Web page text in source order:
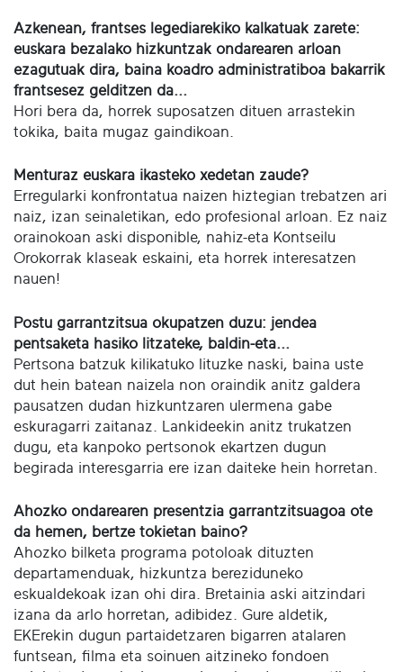
Azkenean, frantses legediarekiko kalkatuak zarete:
euskara bezalako hizkuntzak ondarearen arloan
ezagutuak dira, baina koadro administratiboa bakarrik
frantsesez gelditzen da...
Hori bera da, horrek suposatzen dituen arrastekin
tokika, baita mugaz gaindikoan.
Menturaz euskara ikasteko xedetan zaude?
Erregularki konfrontatua naizen hiztegian trebatzen ari
naiz, izan seinaletikan, edo profesional arloan. Ez naiz
orainokoan aski disponible, nahiz-eta Kontseilu
Orokorrak klaseak eskaini, eta horrek interesatzen
nauen!
Postu garrantzitsua okupatzen duzu: jendea
pentsaketa hasiko litzateke, baldin-eta...
Pertsona batzuk kilikatuko lituzke naski, baina uste
dut hein batean naizela non oraindik anitz galdera
pausatzen dudan hizkuntzaren ulermena gabe
eskuragarri zaitanaz. Lankideekin anitz trukatzen
dugu, eta kanpoko pertsonok ekartzen dugun
begirada interesgarria ere izan daiteke hein horretan.
Ahozko ondarearen presentzia garrantzitsuagoa ote
da hemen, bertze tokietan baino?
Ahozko bilketa programa potoloak dituzten
departamenduak, hizkuntza bereziduneko
eskualdekoak izan ohi dira. Bretainia aski aitzindari
izana da arlo horretan, adibidez. Gure aldetik,
EKErekin dugun partaidetzaren bigarren atalaren
funtsean, filma eta soinuen aitzineko fondoen